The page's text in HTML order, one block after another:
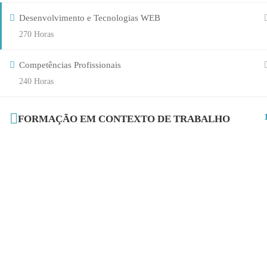
Desenvolvimento e Tecnologias WEB
270 Horas
Competências Profissionais
240 Horas
FORMAÇÃO EM CONTEXTO DE TRABALHO